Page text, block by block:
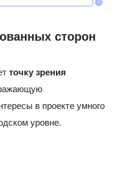
сторон
точку зрения
в проекте умного
уровне.